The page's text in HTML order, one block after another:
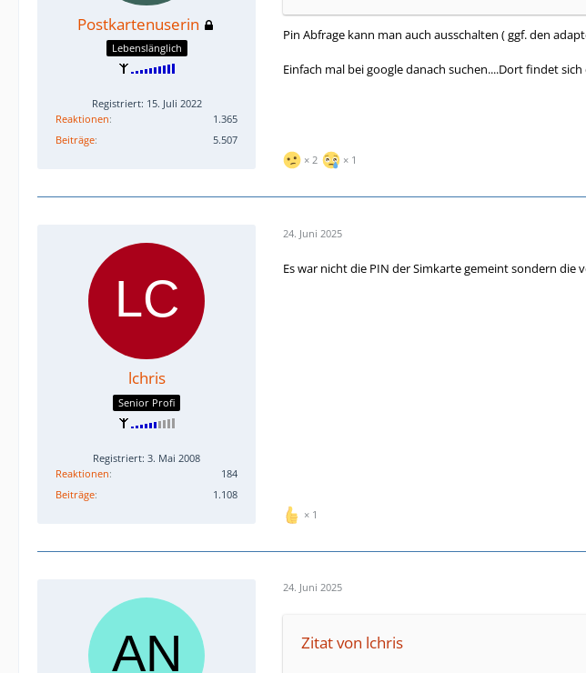
Postkartenuserin
Lebenslänglich
Registriert: 15. Juli 2022
Reaktionen
1.365
Beiträge
5.507
Pin Abfrage kann man auch ausschalten ( ggf. den
Einfach mal bei google danach suchen....Dort findet
2 1
lchris
Senior Profi
Registriert: 3. Mai 2008
Reaktionen
184
Beiträge
1.108
24. Juni 2025
Es war nicht die PIN der Simkarte gemeint sondern die
1
24. Juni 2025
Zitat von lchris